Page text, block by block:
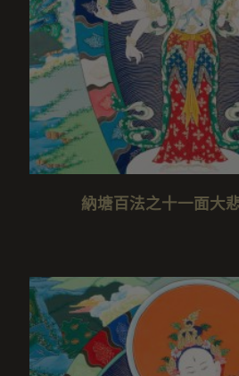
納塘百法之十一面大